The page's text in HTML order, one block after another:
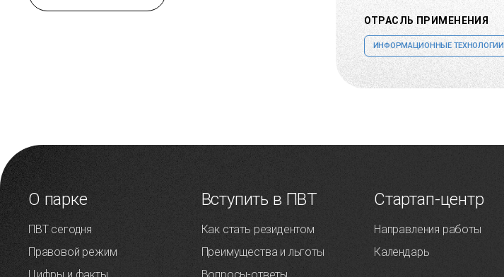
ОТРАСЛЬ ПРИМЕНЕНИЯ
ИНФОРМАЦИОННЫЕ ТЕХНОЛОГИИ
О парке
ПВТ сегодня
Правовой режим
Вступить в ПВТ
Как стать резидентом
Преимущества и льготы
Стартап-центр
Направления работы
Календарь